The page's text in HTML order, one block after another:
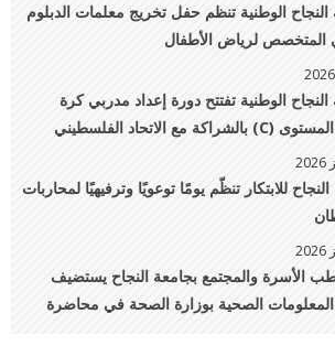
الوطنية تنظم حفل تخريج معلمات الدبلوم
المتخصص لرياض الأطفال
الوطنية تفتتح دورة إعداد مدربي كرة
القدم المستوى (C) بالشراكة مع الاتحاد الفلسطيني
للابتكار تنظّم يومًا توعويًا وترفيهيًا لمحاربات
الأسرة والمجتمع بجامعة النجاح يستضيف
الصحية بوزارة الصحة في محاضرة
حول "السجل الوطني للسرطان"